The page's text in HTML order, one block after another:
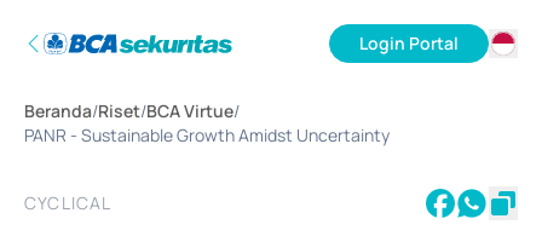
Login Portal
Beranda/Riset/BCA Virtue/
PANR - Sustainable Growth Amidst Uncertainty
CYCLICAL